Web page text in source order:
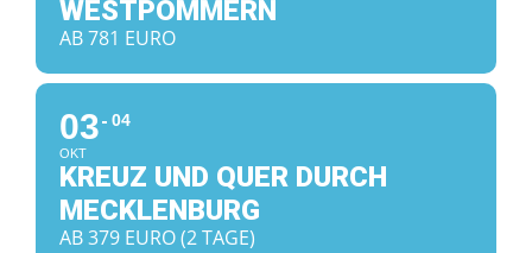
WESTPOMMERN
AB 781 EURO
03
OKT
04
KREUZ UND QUER DURCH
MECKLENBURG
AB 379 EURO (2 TAGE)